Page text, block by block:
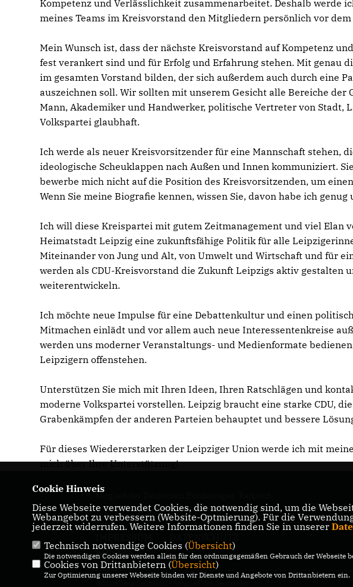
Kompetenz und Verlässlichkeit zusammenarbeitet. Deshalb werde
meines Teams im Kreisvorstand den Mitgliedern persönlich vor
Mein Wunsch ist, dass der nächste Kreisvorstand auf Kompetenz
fest verankert sind und für Erfolg und Erfahrung stehen. Mit genau
im gesamten Vorstand bilden, der sich außerdem auch durch eine
auszeichnen soll. Wir sollten mit unserem Gesicht alle Bereiche
Mann, Akademiker und Handwerker, politische Vertreter von Stadt,
Volkspartei glaubhaft.
Ich werde als neuer Kreisvorsitzender für eine Mannschaft stehen, die sich für die Sache einsetzt und die ohne
ideologische Scheuklappen nach Außen und Innen kommuniziert.
bewerbe mich nicht auf die Position des Kreisvorsitzenden, um
Wenn Sie meine Biografie kennen, wissen Sie, davon habe ich
Ich will diese Kreispartei mit gutem Zeitmanagement und viel Elan
Heimatstadt Leipzig eine zukunftsfähige Politik für alle
Miteinander von Jung und Alt, von Umwelt und Wirtschaft und für
werden als CDU-Kreisvorstand die Zukunft Leipzigs aktiv gestalten
weiterentwickeln.
Ich möchte neue Impulse für eine Debattenkultur und einen
Mitmachen einlädt und vor allem auch neue Interessentenkreise
werden uns moderner Veranstaltungs- und Medienformate
Leipzigern offenstehen.
Unterstützen Sie mich mit Ihren Ideen, Ihren Ratschlägen und
moderne Volkspartei vorstellen. Leipzig braucht eine starke CDU,
Grabenkämpfen der anderen Parteien behauptet und bessere
Für dieses Wiedererstarken der Leipziger Union werde ich mit
mich über Ihre Unterstützung!
Mitglied des Deutschen Bundestages, Radprofi,
Olympiasieger, Weltmeister, Deutscher Meister
KONTAKT
CDU
Cookie Hinweis
Diese Webseite verwendet Cookies, die notwendig sind, um die
Webangebot zu verbessern (Website-Optmierung). Für die
jederzeit widerrufen. Weitere Informationen finden Sie in unserer
Technisch notwendige Cookies (Übersicht)
Die notwendigen Cookies werden allein für den ordnungsgemäßen Gebrauch der Webseite
Cookies von Drittanbietern (Übersicht)
Zur Optimierung unserer Webseite binden wir Dienste und Angebote von Drittanbietern ein.